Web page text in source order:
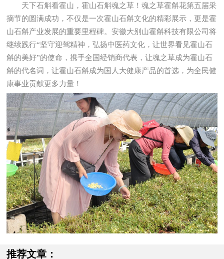
天下石斛看霍山，霍山石斛魂之草！魂之草霍斛花第五届采
摘节的圆满成功，不仅是一次霍山石斛文化的精彩展示，更是霍
山石斛产业发展的重要里程碑。安徽大别山霍斛科技有限公司将
继续践行“坚守迎驾精神，弘扬中医药文化，让世界看见霍山石
斛的美好”的使命，携手全国经销商代表，让魂之草成为霍山石
斛的代名词，让霍山石斛成为国人大健康产品的首选，为全民健
康事业贡献更多力量！
推荐文章：